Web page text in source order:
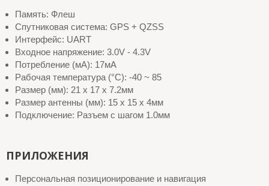
Память: Флеш
Спутниковая система: GPS + QZSS
Интерфейс: UART
Входное напряжение: 3.0V - 4.3V
Потребление (мА): 17мА
Рабочая температура (°C): -40 ~ 85
Размер (мм): 21 x 17 x 7.2мм
Размер антенны (мм): 15 x 15 x 4мм
Подключение: Разъем с шагом 1.0мм
ПРИЛОЖЕНИЯ
Персональная позиционирование и навигация